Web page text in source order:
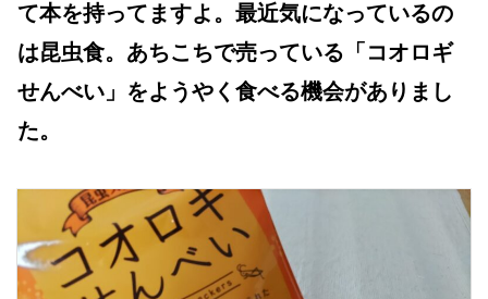
て本を持ってますよ。最近気になっているの
は昆虫食。あちこちで売っている「コオロギ
せんべい」をようやく食べる機会がありまし
た。